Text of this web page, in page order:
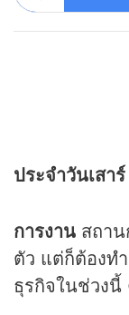
ประจำวันเสา
การงาน สถา
ตัว แต่ก็ต้องท
ธุรกิจในช่วงนี้